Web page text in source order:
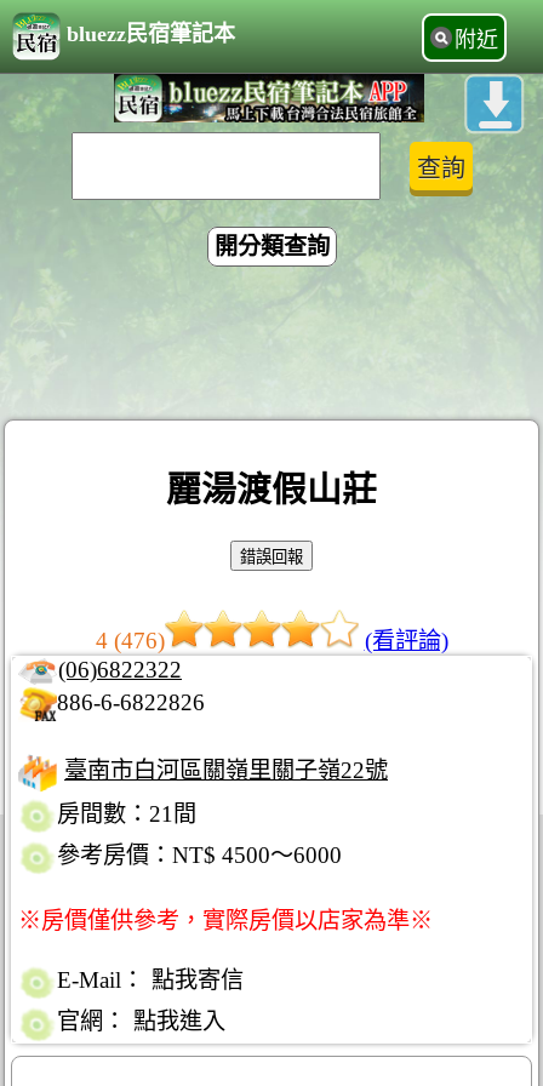
bluezz民宿筆記本 附近
開分類查詢
麗湯渡假山莊
4 (476)
(看評論)
(06)6822322
886-6-6822826
臺南市白河區關嶺里關子嶺22號
房間數：21間
參考房價：NT$ 4500～6000
※房價僅供參考，實際房價以店家為準※
E-Mail：
點我寄信
官網：
點我進入